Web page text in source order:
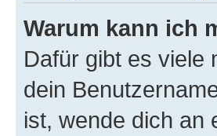
Warum kann ich
Dafür gibt es viele
dein
ist, wende dich an